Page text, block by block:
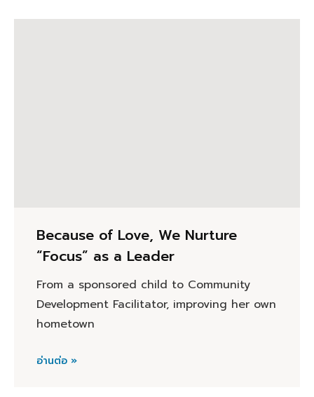
Because of Love, We Nurture
“Focus” as a Leader
From a sponsored child to Community
Development Facilitator, improving her own
hometown
อ่านต่อ »